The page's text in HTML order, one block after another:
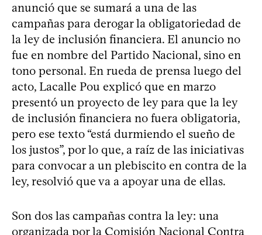
anunció que se sumará a una de las
campañas para derogar la obligatoriedad de
la ley de inclusión financiera. El anuncio no
fue en nombre del Partido Nacional, sino en
tono personal. En rueda de prensa luego del
acto, Lacalle Pou explicó que en marzo
presentó un proyecto de ley para que la ley
de inclusión financiera no fuera obligatoria,
pero ese texto “está durmiendo el sueño de
los justos”, por lo que, a raíz de las iniciativas
para convocar a un plebiscito en contra de la
ley, resolvió que va a apoyar una de ellas.
Son dos las campañas contra la ley: una
organizada por la Comisión Nacional Contra